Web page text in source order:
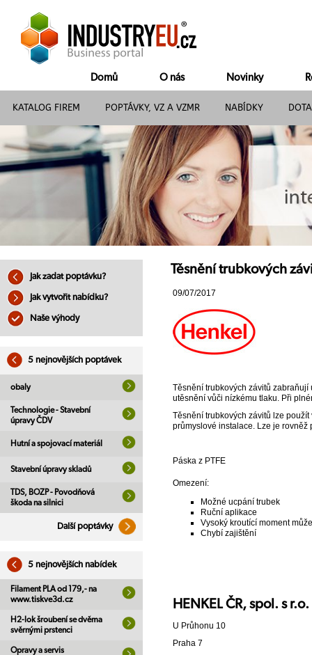
Domů O nás Novinky
KATALOG FIREM POPTÁVKY, VZ A VZMR NABÍDKY
Jak zadat poptávku?
Jak vytvořit nabídku?
Naše výhody
5 nejnovějších poptávek
obaly
Technologie - Stavební
úpravy ČDV
Hutní a spojovací materiál
Stavební úpravy skladů
TDS, BOZP - Povodňová
škoda na silnici
Další poptávky
5 nejnovějších nabídek
Filament PLA od 179,- na
www.tiskve3d.cz
H2-lok šroubení se dvěma
svěrnými prstenci
Opravy a servis
Těsnění trubkových
09/07/2017
Těsnění trubkových závitů
utěsnění vůči nízkému tlaku. Při
Těsnění trubkových závitů lze
průmyslové instalace. Lze je
Páska z PTFE
Omezení:
Možné ucpání trubek
Ruční aplikace
Vysoký kroutící moment
Chybí zajištění
HENKEL ČR, spol. s
U Průhonu 10
Praha 7